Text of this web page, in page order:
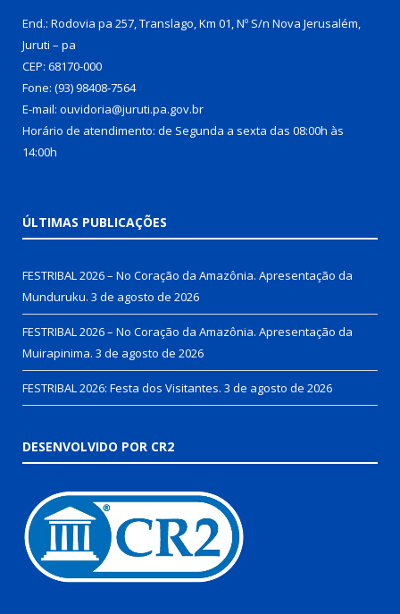
End.: Rodovia pa 257, Translago, Km 01, Nº S/n Nova Jerusalém,
Juruti – pa
CEP: 68170-000
Fone: (93) 98408-7564
E-mail: ouvidoria@juruti.pa.gov.br
Horário de atendimento: de Segunda a sexta das 08:00h às
14:00h
ÚLTIMAS PUBLICAÇÕES
FESTRIBAL 2026 – No Coração da Amazônia. Apresentação da
Munduruku. 3 de agosto de 2026
FESTRIBAL 2026 – No Coração da Amazônia. Apresentação da
Muirapinima. 3 de agosto de 2026
FESTRIBAL 2026: Festa dos Visitantes. 3 de agosto de 2026
DESENVOLVIDO POR CR2